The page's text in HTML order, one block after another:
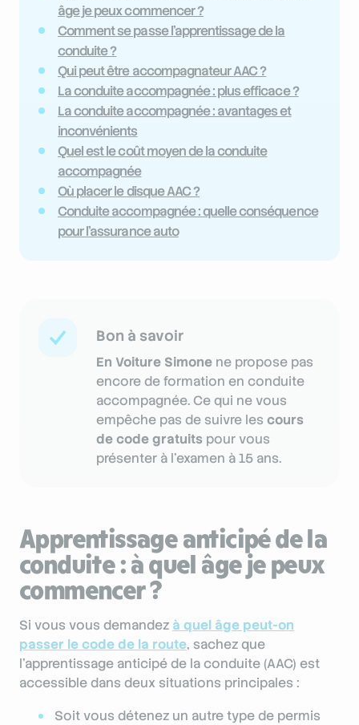
âge je peux commencer ?
Comment se passe l’apprentissage de la
conduite ?
Qui peut être accompagnateur AAC ?
La conduite accompagnée : plus efficace ?
La conduite accompagnée : avantages et
inconvénients
Quel est le coût moyen de la conduite
accompagnée
Où placer le disque AAC ?
Conduite accompagnée : quelle conséquence
pour l’assurance auto
Bon à savoir
En Voiture Simone ne propose pas
encore de formation en conduite
accompagnée. Ce qui ne vous
empêche pas de suivre les cours
de code gratuits pour vous
présenter à l’examen à 15 ans.
Apprentissage anticipé de la
conduite : à quel âge je peux
commencer ?
Si vous vous demandez à quel âge peut-on
passer le code de la route, sachez que
l’apprentissage anticipé de la conduite (AAC) est
accessible dans deux situations principales :
Soit vous détenez un autre type de permis